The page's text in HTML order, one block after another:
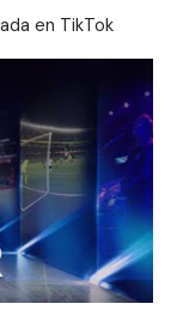
en TikTok